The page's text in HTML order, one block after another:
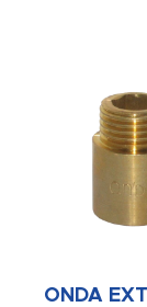
ONDA